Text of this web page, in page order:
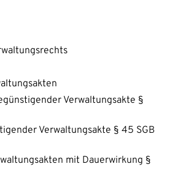
Verwaltungsakte §
Verwaltungsakte § 45 SGB
mit Dauerwirkung §